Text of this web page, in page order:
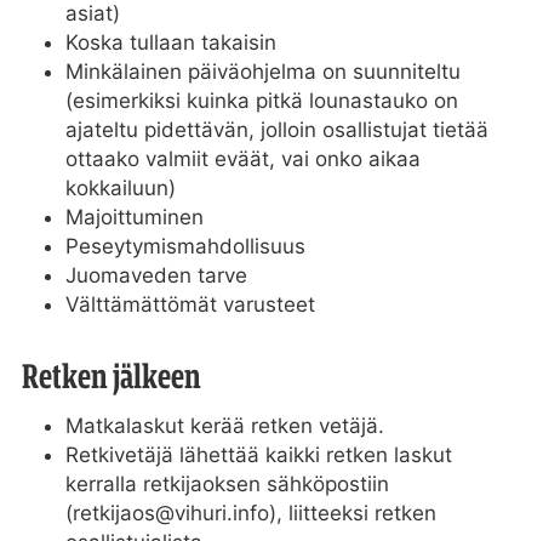
asiat)
Koska tullaan takaisin
Minkälainen päiväohjelma on suunniteltu
(esimerkiksi kuinka pitkä lounastauko on
ajateltu pidettävän, jolloin osallistujat tietää
ottaako valmiit eväät, vai onko aikaa
kokkailuun)
Majoittuminen
Peseytymismahdollisuus
Juomaveden tarve
Välttämättömät varusteet
Retken jälkeen
Matkalaskut kerää retken vetäjä.
Retkivetäjä lähettää kaikki retken laskut
kerralla retkijaoksen sähköpostiin
(retkijaos@vihuri.info), liitteeksi retken